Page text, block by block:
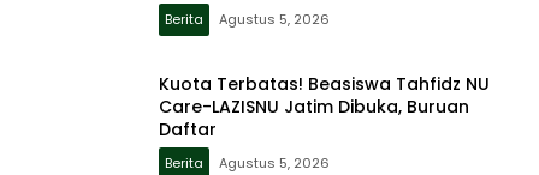
Berita Agustus 5, 2026
Kuota Terbatas! Beasiswa Tahfidz NU
Care-LAZISNU Jatim Dibuka, Buruan
Daftar
Berita Agustus 5, 2026